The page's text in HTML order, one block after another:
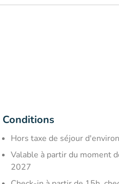
Conditions
Hors taxe de séjour
Valable à partir du moment
2027